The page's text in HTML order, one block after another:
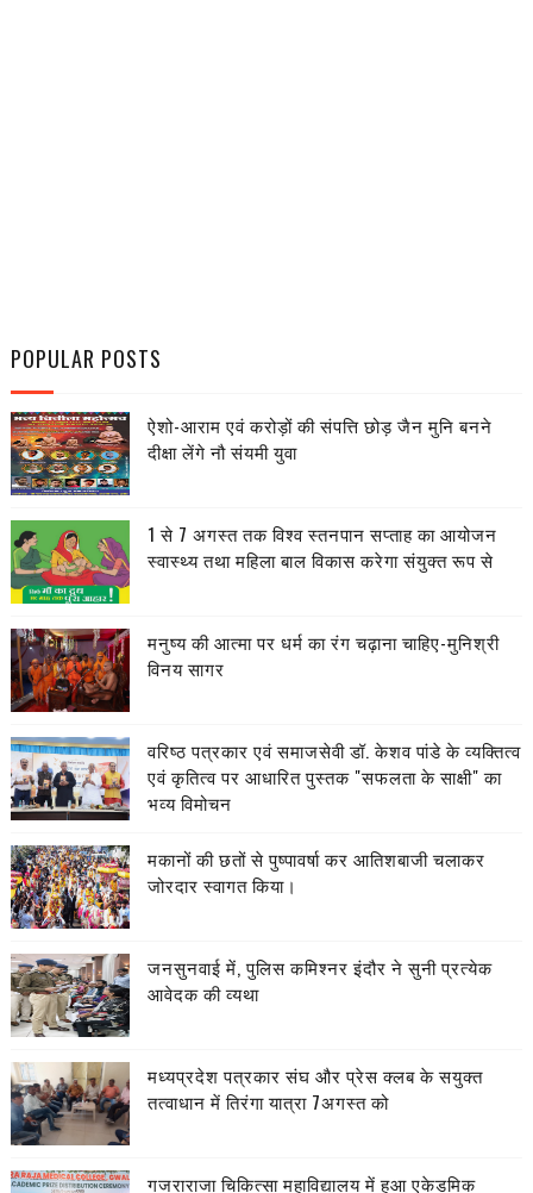
POPULAR POSTS
ऐशो-आराम एवं करोड़ों की संपत्ति छोड़ जैन मुनि बनने
दीक्षा लेंगे नौ संयमी युवा
1 से 7 अगस्त तक विश्व स्तनपान सप्ताह का आयोजन
स्वास्थ्य तथा महिला बाल विकास करेगा संयुक्त रूप से
मनुष्य की आत्मा पर धर्म का रंग चढ़ाना चाहिए-मुनिश्री
विनय सागर
वरिष्ठ पत्रकार एवं समाजसेवी डॉ. केशव पांडे के व्यक्तित्व
एवं कृतित्व पर आधारित पुस्तक "सफलता के साक्षी" का
भव्य विमोचन
मकानों की छतों से पुष्पावर्षा कर आतिशबाजी चलाकर
जोरदार स्वागत किया।
जनसुनवाई में, पुलिस कमिश्नर इंदौर ने सुनी प्रत्येक
आवेदक की व्यथा
मध्यप्रदेश पत्रकार संघ और प्रेस क्लब के सयुक्त
तत्वाधान में तिरंगा यात्रा 7अगस्त को
गजराराजा चिकित्सा महाविद्यालय में हुआ एकेडमिक